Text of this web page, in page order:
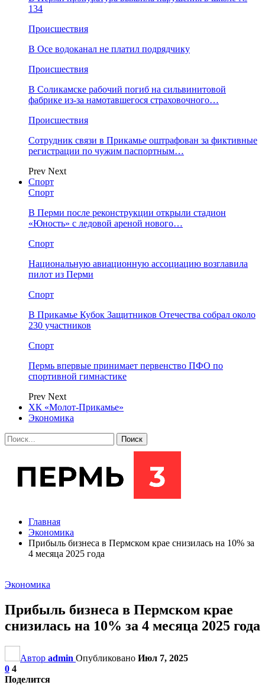
134
Происшествия
В Осе водоканал не платил подрядчику
Происшествия
В Соликамске рабочий погиб на сильвинитовой
фабрике из-за намотавшегося страховочного…
Происшествия
Сотрудник связи в Прикамье оштрафован за фиктивные
регистрации по чужим паспортным…
Prev Next
Спорт
Спорт
В Перми после реконструкции открыли стадион
«Юность» с ледовой ареной нового…
Спорт
Национальную авиационную ассоциацию возглавила
пилот из Перми
Спорт
В Прикамье Кубок Защитников Отечества собрал около
230 участников
Спорт
Пермь впервые принимает первенство ПФО по
спортивной гимнастике
Prev Next
ХК «Молот-Прикамье»
Экономика
Главная
Экономика
Прибыль бизнеса в Пермском крае снизилась на 10% за
4 месяца 2025 года
Экономика
Прибыль бизнеса в Пермском крае
снизилась на 10% за 4 месяца 2025 года
Автор admin Опубликовано Июл 7, 2025
0 4
Поделится